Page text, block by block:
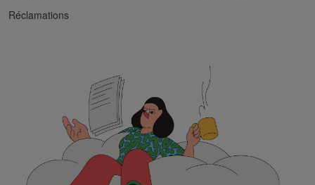
Réclamations